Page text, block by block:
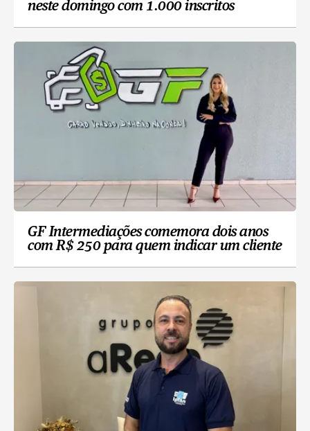
neste domingo com 1.000 inscritos
GF Intermediações comemora dois anos
com R$ 250 para quem indicar um cliente